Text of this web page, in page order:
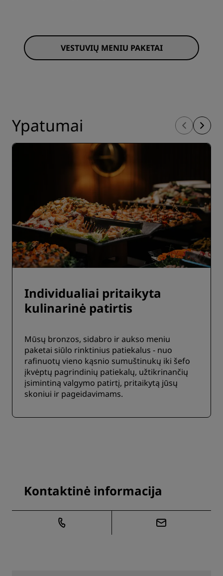
VESTUVIŲ MENIU PAKETAI
Ypatumai
Individualiai pritaikyta
kulinarinė patirtis
Mūsų bronzos, sidabro ir aukso meniu
paketai siūlo rinktinius patiekalus - nuo
rafinuotų vieno kąsnio sumuštinukų iki šefo
įkvėptų pagrindinių patiekalų, užtikrinančių
įsimintiną valgymo patirtį, pritaikytą jūsų
skoniui ir pageidavimams.
Kontaktinė informacija